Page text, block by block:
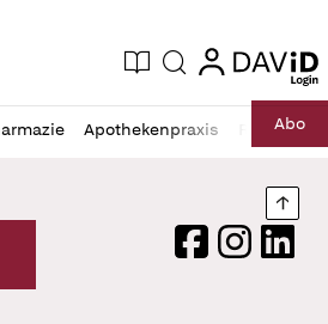
Zeitung
Aktuelle Ausgabe
Suche login
login
Apothekenpraxis RechtAbo
Verlag Logo
FacebookInstagram